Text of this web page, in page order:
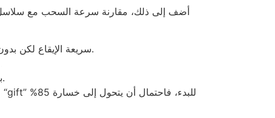
الموقع يجب أن يحقق زمن استجابة لا يتجاوز 150 مللي ثانية؛ وإلا سيتحول التحميل إلى تجربة “Starburst” سريعة الإيقاع لكن بدون أي فوز.
دعم العملاء يجب أن يرد خلال 30 ثانية على الأقل، وإلا يصبح التشبيه بينه وبين “Gonzo’s Quest” بطيئًا كقطار قديم.